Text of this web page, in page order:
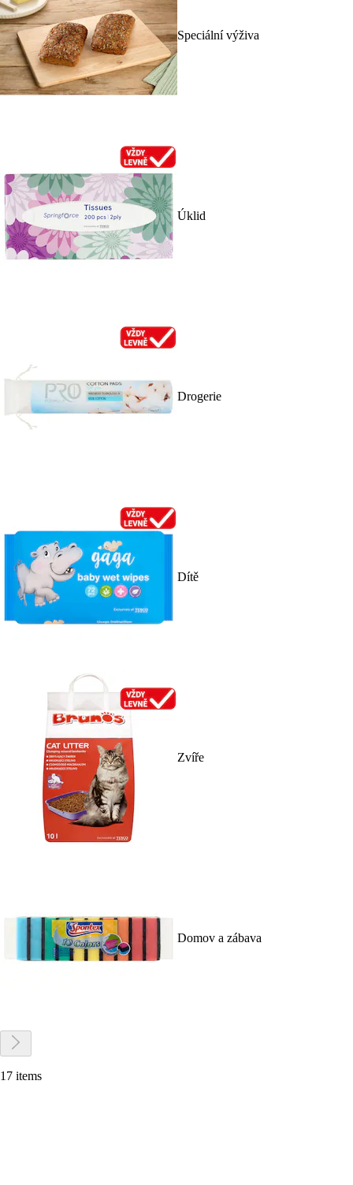
Speciální výživa
Úklid
Drogerie
Dítě
Zvíře
Domov a zábava
17 items